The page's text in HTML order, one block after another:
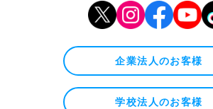
企業法人のお客様
学校法人のお客様